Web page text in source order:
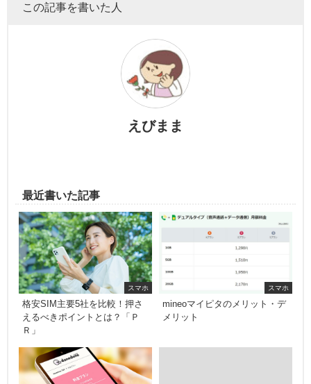
この記事を書いた人
えびまま
最近書いた記事
スマホ
格安SIM主要5社を比較！押さ
えるべきポイントとは？「Ｐ
Ｒ」
スマホ
mineoマイピタのメリット・デ
メリット